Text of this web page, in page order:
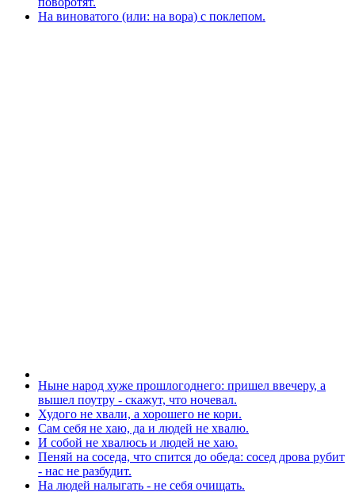
На виноватого (или: на вора) с поклепом.
Ныне народ хуже прошлогоднего: пришел ввечеру, а
вышел поутру - скажут, что ночевал.
Худого не хвали, а хорошего не кори.
Сам себя не хаю, да и людей не хвалю.
И собой не хвалюсь и людей не хаю.
Пеняй на соседа, что спится до обеда: сосед дрова рубит
- нас не разбудит.
На людей налыгать - не себя очищать.